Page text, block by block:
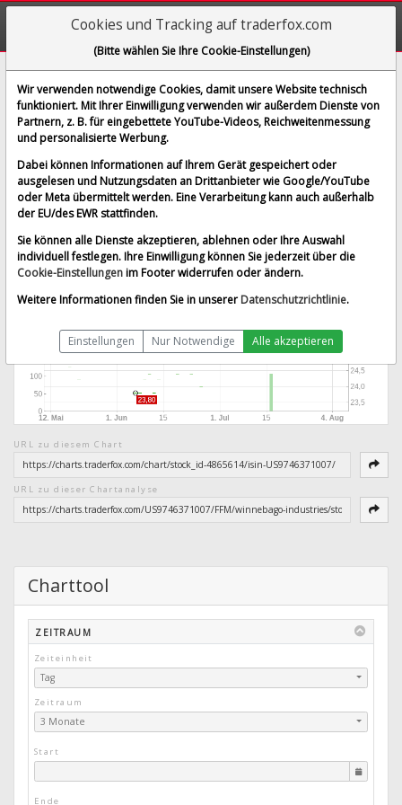
Winnebago Industries
[WI1 | WKN 857479 | ISIN US9746371007]
27,800 € 0,72 %
Preis-Indikationvom 07.08.2026 um 20:00 Uhr
Kursinformationen an FFM sind 15 Minuten verzögert
Börse Frankfurt
URL zu diesem Chart
URL zu dieser Chartanalyse
Charttool
ZEITRAUM
Zeiteinheit
Tag
Zeitraum
3 Monate
Start
Ende
Cookies und Tracking auf traderfox.com
(Bitte wählen Sie Ihre Cookie-Einstellungen)
Wir verwenden notwendige Cookies, damit unsere Website technisch
funktioniert. Mit Ihrer Einwilligung verwenden wir außerdem Dienste von
Partnern, z. B. für eingebettete YouTube-Videos, Reichweitenmessung
und personalisierte Werbung.
Dabei können Informationen auf Ihrem Gerät gespeichert oder
ausgelesen und Nutzungsdaten an Drittanbieter wie Google/YouTube
oder Meta übermittelt werden. Eine Verarbeitung kann auch außerhalb
der EU/des EWR stattfinden.
Sie können alle Dienste akzeptieren, ablehnen oder Ihre Auswahl
individuell festlegen. Ihre Einwilligung können Sie jederzeit über die
Cookie-Einstellungenim Footer widerrufen oder ändern.
Weitere Informationen finden Sie in unserer Datenschutzrichtlinie.
Einstellungen Nur Notwendige Alle akzeptieren